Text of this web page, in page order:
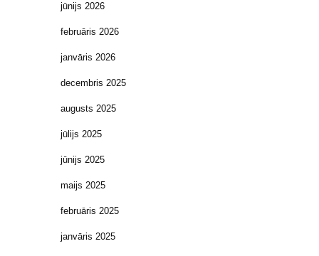
jūnijs 2026
februāris 2026
janvāris 2026
decembris 2025
augusts 2025
jūlijs 2025
jūnijs 2025
maijs 2025
februāris 2025
janvāris 2025